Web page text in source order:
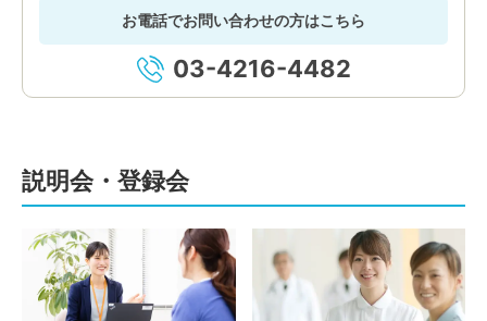
お電話でお問い合わせの方はこちら
03-4216-4482
説明会・登録会